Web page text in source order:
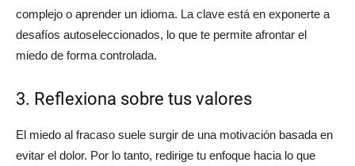
complejo o aprender un idioma. La clave está en exponerte a
desafíos autoseleccionados, lo que te permite afrontar el
miedo de forma controlada.
3. Reflexiona sobre tus valores
El miedo al fracaso suele surgir de una motivación basada en
evitar el dolor. Por lo tanto, redirige tu enfoque hacia lo que